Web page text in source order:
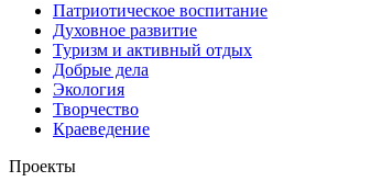
Патриотическое воспитание
Духовное развитие
Туризм и активный отдых
Добрые дела
Экология
Творчество
Краеведение
Проекты